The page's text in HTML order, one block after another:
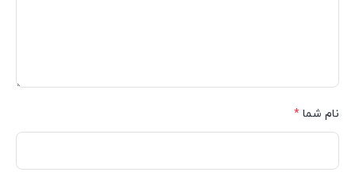
نام شما *